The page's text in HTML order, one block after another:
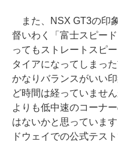
また、NSX GT3の印
督いわく「富士スピー
ってもストレートスピ
タイアになってしまっ
かなりバランスがいい
ど時間は経っていませ
よりも低中速のコーナ
はないかと思っていま
ドウェイでの公式テス